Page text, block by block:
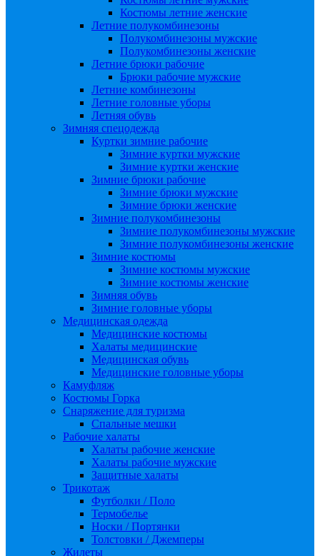
Костюмы летние женские
Летние полукомбинезоны
Полукомбинезоны мужские
Полукомбинезоны женские
Летние брюки рабочие
Брюки рабочие мужские
Летние комбинезоны
Летние головные уборы
Летняя обувь
Зимняя спецодежда
Куртки зимние рабочие
Зимние куртки мужские
Зимние куртки женские
Зимние брюки рабочие
Зимние брюки мужские
Зимние брюки женские
Зимние полукомбинезоны
Зимние полукомбинезоны мужские
Зимние полукомбинезоны женские
Зимние костюмы
Зимние костюмы мужские
Зимние костюмы женские
Зимняя обувь
Зимние головные уборы
Медицинская одежда
Медицинские костюмы
Халаты медицинские
Медицинская обувь
Медицинские головные уборы
Камуфляж
Костюмы Горка
Снаряжение для туризма
Спальные мешки
Рабочие халаты
Халаты рабочие женские
Халаты рабочие мужские
Защитные халаты
Трикотаж
Футболки / Поло
Термобелье
Носки / Портянки
Толстовки / Джемперы
Жилеты